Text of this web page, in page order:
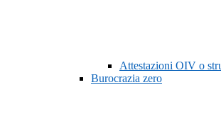
Attestazioni OIV o
Burocrazia zero